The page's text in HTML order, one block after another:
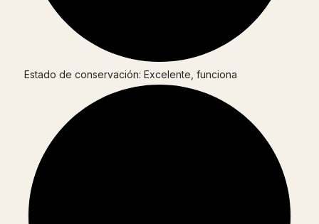
Estado de conservación: Excelente, funciona